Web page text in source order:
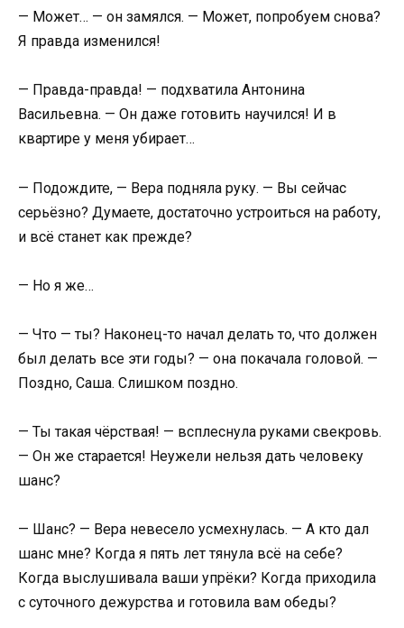
— Может… — он замялся. — Может, попробуем снова?
Я правда изменился!
— Правда-правда! — подхватила Антонина
Васильевна. — Он даже готовить научился! И в
квартире у меня убирает…
— Подождите, — Вера подняла руку. — Вы сейчас
серьёзно? Думаете, достаточно устроиться на работу,
и всё станет как прежде?
— Но я же…
— Что — ты? Наконец-то начал делать то, что должен
был делать все эти годы? — она покачала головой. —
Поздно, Саша. Слишком поздно.
— Ты такая чёрствая! — всплеснула руками свекровь.
— Он же старается! Неужели нельзя дать человеку
шанс?
— Шанс? — Вера невесело усмехнулась. — А кто дал
шанс мне? Когда я пять лет тянула всё на себе?
Когда выслушивала ваши упрёки? Когда приходила
с суточного дежурства и готовила вам обеды?